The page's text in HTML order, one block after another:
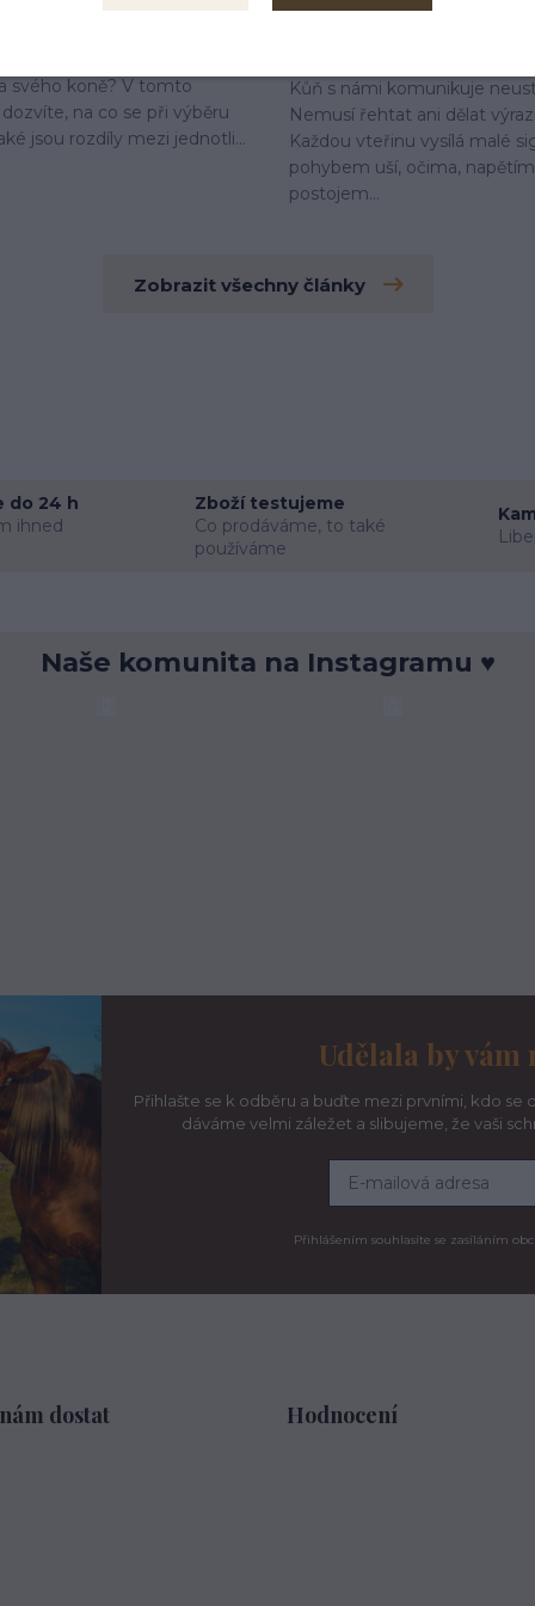
Jezdecký pad na koně?
svého koně? V tomto
na co se při výběru
jsou rozdíly mezi jednotli...
Jak číst řeč těla koně a jak
Kůň s námi komunikuje
Nemusí řehtat ani dělat
Každou vteřinu vysílá malé
pohybem uší, očima,
postojem...
Zobrazit všechny články
do 24 h
ihned
Zboží testujeme
Co prodáváme, to také
používáme
Naše komunita na Instagramu ♥
Udělala by
Přihlašte se k odběru a buďte mezi prvními, kdo se
dáváme velmi záležet a slibujeme, že vaši
Přihlášením souhlasíte se zasíláním
dostat Hodnocení